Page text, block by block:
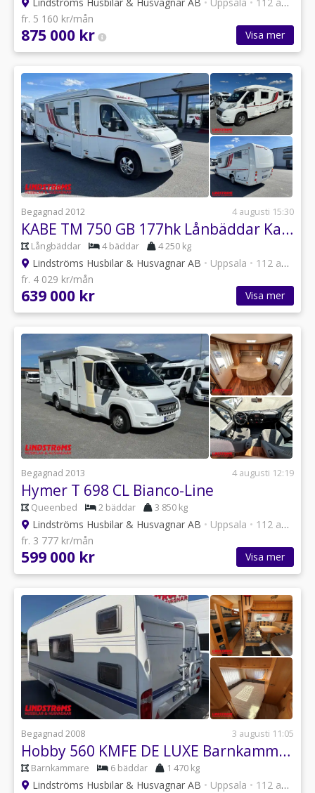
Lindströms Husbilar & Husvagnar AB • Uppsala • 112 annonser
fr. 5 160 kr/mån
875 000 kr Visa mer
Begagnad 2012 4 augusti 15:30
KABE TM 750 GB 177hk Lånbäddar Kamkedja
Långbäddar 4 bäddar 4 250 kg
Lindströms Husbilar & Husvagnar AB • Uppsala • 112 annonser
fr. 4 029 kr/mån
639 000 kr Visa mer
Begagnad 2013 4 augusti 12:19
Hymer T 698 CL Bianco-Line
Queenbed 2 bäddar 3 850 kg
Lindströms Husbilar & Husvagnar AB • Uppsala • 112 annonser
fr. 3 777 kr/mån
599 000 kr Visa mer
Begagnad 2008 3 augusti 11:05
Hobby 560 KMFE DE LUXE Barnkammare RÄNTA 4,95%
Barnkammare 6 bäddar 1 470 kg
Lindströms Husbilar & Husvagnar AB • Uppsala • 112 annonser